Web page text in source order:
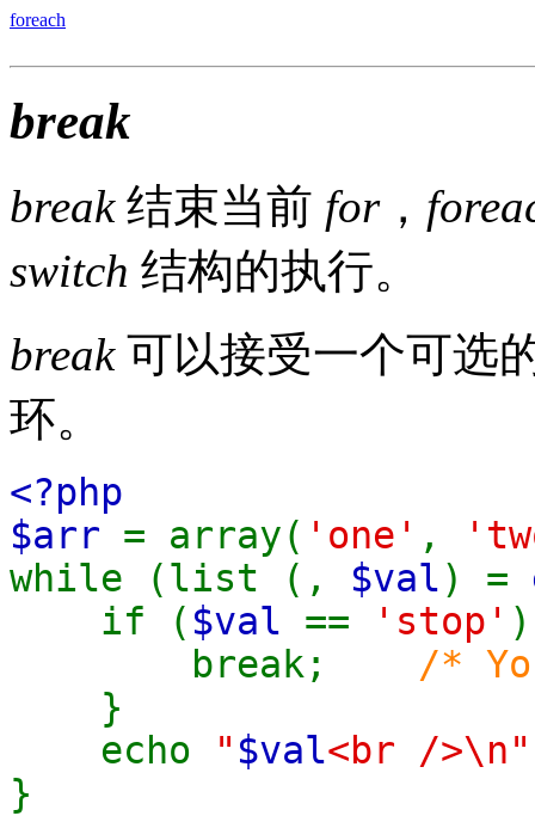
foreach
break
break结束当前 for，
switch 结构的执行。
break可以接受一个可选
环。
<?php
$arr = array( 'one' ,
while (list (, $val) =
if ( $val == 'stop'
break; /*
}
echo
" $val<br />\n"
}